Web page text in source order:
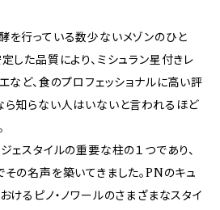
を行っている数少ないメゾンのひと
した品質により、ミシュラン星付きレ
など、食のプロフェッショナルに高い評
ら知らない人はいないと言われるほど
ェスタイルの重要な柱の１つであり、
の名声を築いてきました。PNのキュ
けるピノ・ノワールのさまざまなスタイ